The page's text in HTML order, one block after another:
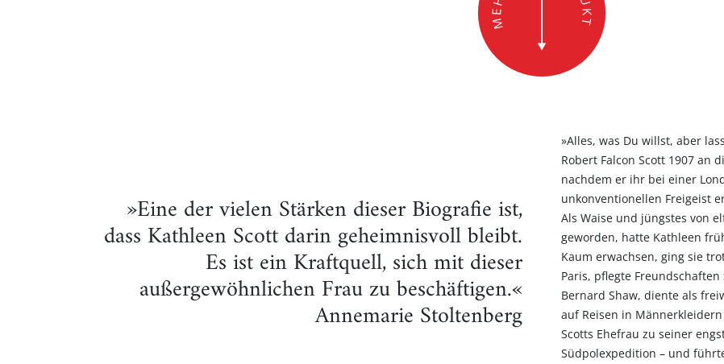
»Eine der vielen Stärken dieser Biografie ist,
dass Kathleen Scott darin geheimnisvoll bleibt.
Es ist ein Kraftquell, sich mit dieser
außergewöhnlichen Frau zu beschäftigen.«
Annemarie Stoltenberg
»Alles, was Du willst, aber
Robert Falcon Scott 1907 an
nachdem er ihr bei einer
unkonventionellen Freigeist
Als Waise und jüngstes von
geworden, hatte Kathleen
Kaum erwachsen, ging sie
Paris, pflegte
Bernard Shaw, diente als
auf Reisen in
Scotts Ehefrau zu seiner
Südpolexpedition – und